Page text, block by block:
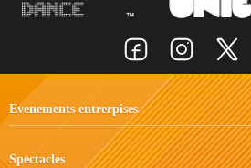
Evenements entrerpises
Spectacles